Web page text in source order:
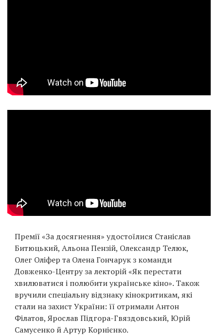
Премії «За досягнення» удостоїлися Станіслав
Битюцький, Альона Пензій, Олександр Телюк,
Олег Оліфер та Олена Гончарук з команди
Довженко-Центру за лекторій «Як перестати
хвилюватися і полюбити українське кіно». Також
вручили спеціальну відзнаку кінокритикам, які
стали на захист України: її отримали Антон
Філатов, Ярослав Підгора-Гвяздовський, Юрій
Самусенко й Артур Корнієнко.